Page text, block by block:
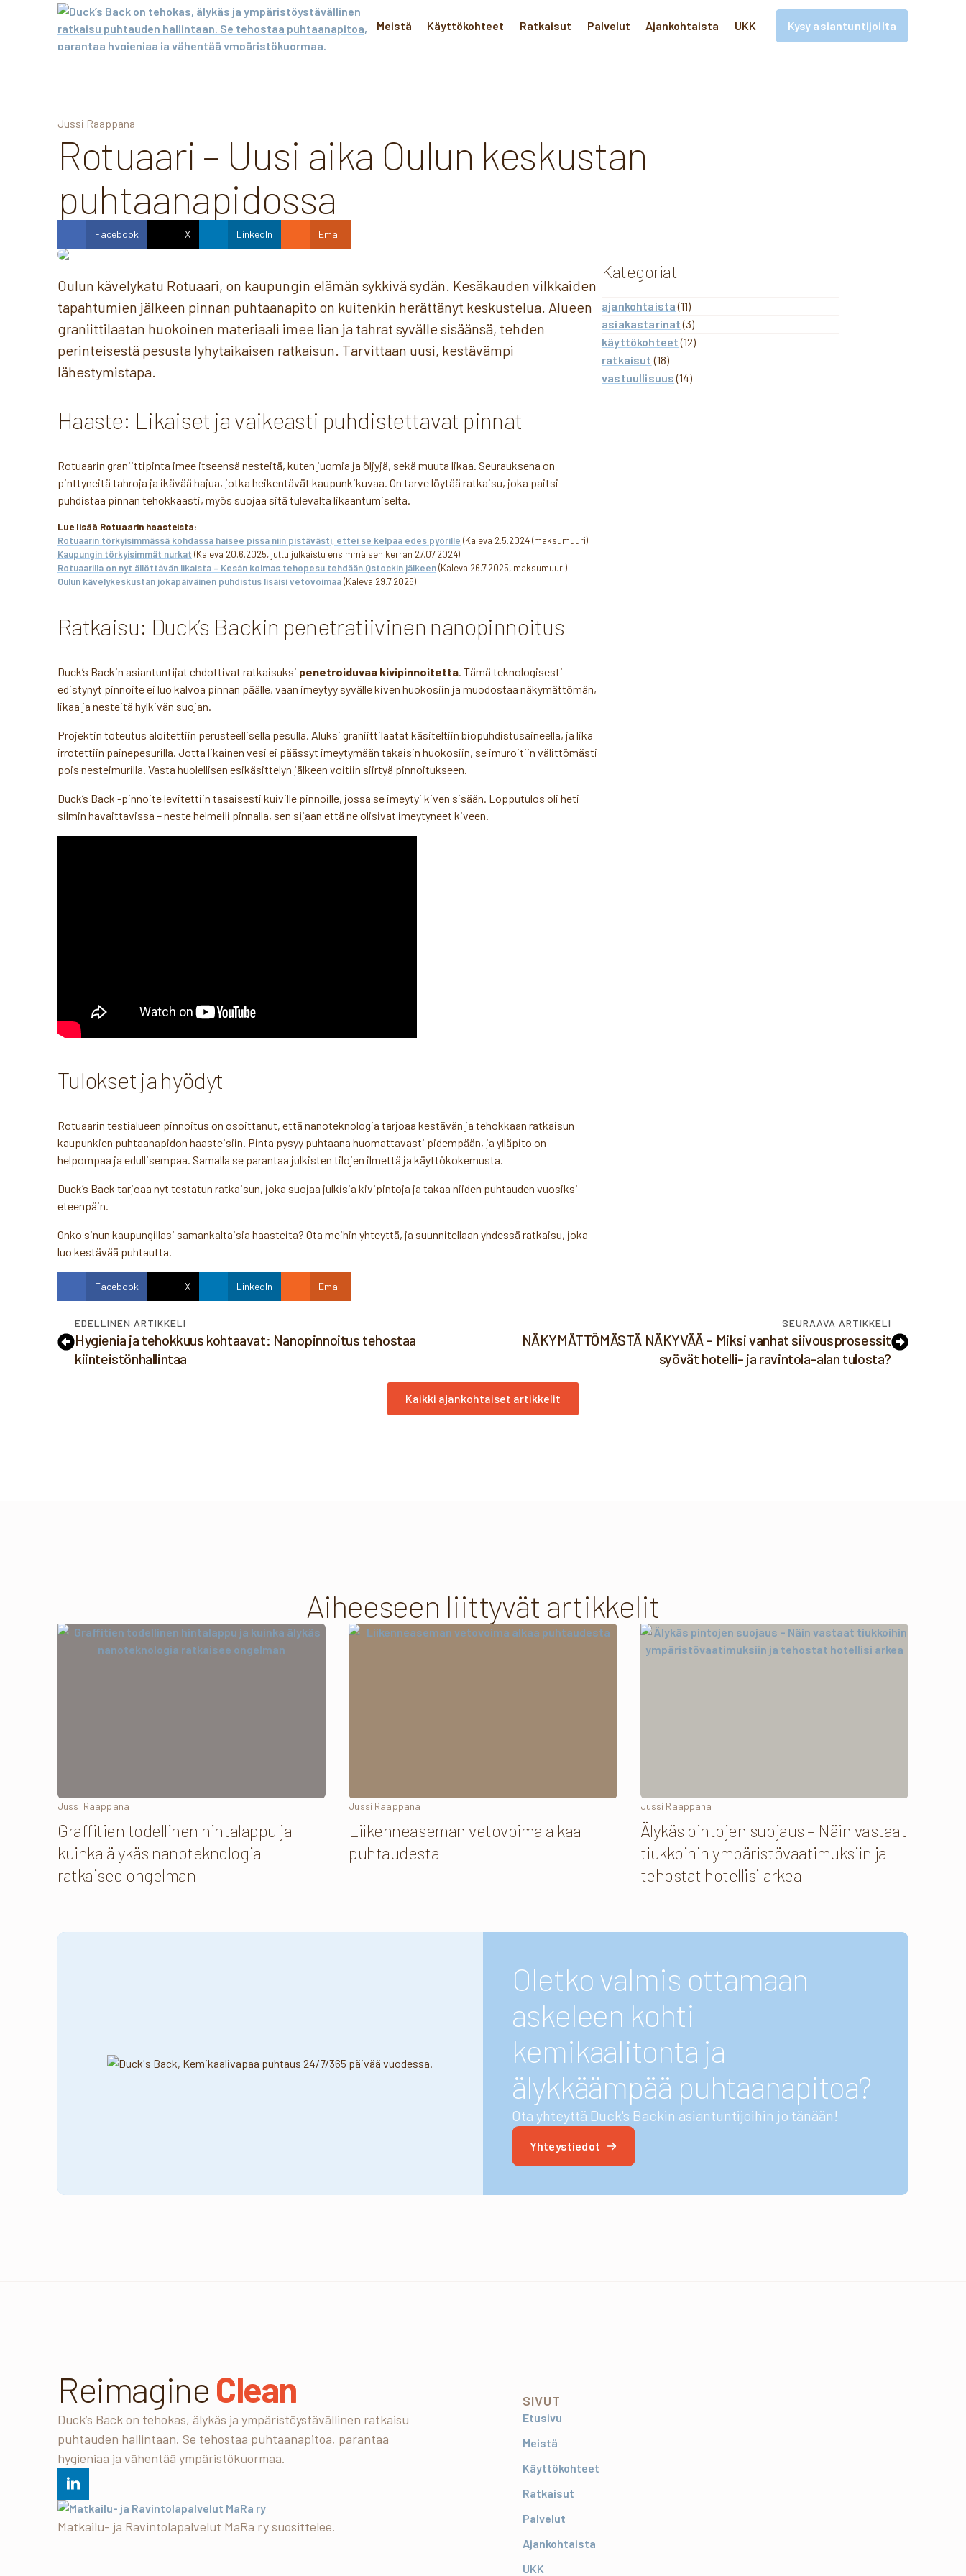
Meistä Käyttökohteet Ratkaisut Palvelut Ajankohtaista UKK Kysy asiantuntijoilta
Jussi Raappana
Rotuaari – Uusi aika Oulun keskustan
puhtaanapidossa
Facebook X LinkedIn Email
Oulun kävelykatu Rotuaari, on kaupungin elämän sykkivä sydän. Kesäkauden vilkkaiden
tapahtumien jälkeen pinnan puhtaanapito on kuitenkin herättänyt keskustelua. Alueen
graniittilaatan huokoinen materiaali imee lian ja tahrat syvälle sisäänsä, tehden
perinteisestä pesusta lyhytaikaisen ratkaisun. Tarvittaan uusi, kestävämpi
lähestymistapa.
Haaste: Likaiset ja vaikeasti puhdistettavat pinnat
Rotuaarin graniittipinta imee itseensä nesteitä, kuten juomia ja öljyjä, sekä muuta likaa. Seurauksena on
pinttyneitä tahroja ja ikävää hajua, jotka heikentävät kaupunkikuvaa. On tarve löytää ratkaisu, joka paitsi
puhdistaa pinnan tehokkaasti, myös suojaa sitä tulevalta likaantumiselta.
Lue lisää Rotuaarin haasteista:
Ro­tuaa­rin tör­kyi­sim­mäs­sä koh­das­sa haisee pissa niin pis­tä­väs­ti, ettei se kelpaa edes pyö­ril­le (Kaleva 2.5.2024 (maksumuuri)
Kau­pun­gin tör­kyi­sim­mät nurkat (Kaleva 20.6.2025, juttu julkaistu ensimmäisen kerran 27.07.2024)
Ro­tuaa­ril­la on nyt äl­löt­tä­vän li­kais­ta – Kesän kolmas te­ho­pe­su tehdään Qstoc­kin jälkeen(Kaleva 26.7.2025, maksumuuri)
Oulun kä­ve­ly­kes­kus­tan jo­ka­päi­väi­nen puh­dis­tus lisäisi ve­to­voi­maa(Kaleva 29.7.2025)
Ratkaisu: Duck’s Backin penetratiivinen nanopinnoitus
Duck’s Backin asiantuntijat ehdottivat ratkaisuksi penetroiduvaa kivipinnoitetta. Tämä teknologisesti
edistynyt pinnoite ei luo kalvoa pinnan päälle, vaan imeytyy syvälle kiven huokosiin ja muodostaa näkymättömän,
likaa ja nesteitä hylkivän suojan.
Projektin toteutus aloitettiin perusteellisella pesulla. Aluksi graniittilaatat käsiteltiin biopuhdistusaineella, ja lika
irrotettiin painepesurilla. Jotta likainen vesi ei päässyt imeytymään takaisin huokosiin, se imuroitiin välittömästi
pois nesteimurilla. Vasta huolellisen esikäsittelyn jälkeen voitiin siirtyä pinnoitukseen.
Duck’s Back -pinnoite levitettiin tasaisesti kuiville pinnoille, jossa se imeytyi kiven sisään. Lopputulos oli heti
silmin havaittavissa – neste helmeili pinnalla, sen sijaan että ne olisivat imeytyneet kiveen.
Tulokset ja hyödyt
Rotuaarin testialueen pinnoitus on osoittanut, että nanoteknologia tarjoaa kestävän ja tehokkaan ratkaisun
kaupunkien puhtaanapidon haasteisiin. Pinta pysyy puhtaana huomattavasti pidempään, ja ylläpito on
helpompaa ja edullisempaa. Samalla se parantaa julkisten tilojen ilmettä ja käyttökokemusta.
Duck’s Back tarjoaa nyt testatun ratkaisun, joka suojaa julkisia kivipintoja ja takaa niiden puhtauden vuosiksi
eteenpäin.
Onko sinun kaupungillasi samankaltaisia haasteita? Ota meihin yhteyttä, ja suunnitellaan yhdessä ratkaisu, joka
luo kestävää puhtautta.
Kategoriat
ajankohtaista(11)
asiakastarinat(3)
käyttökohteet(12)
ratkaisut (18)
vastuullisuus(14)
Facebook X LinkedIn Email
EDELLINEN ARTIKKELI
Hygienia ja tehokkuus kohtaavat: Nanopinnoitus tehostaa
kiinteistönhallintaa
SEURAAVA ARTIKKELI
NÄKYMÄTTÖMÄSTÄ NÄKYVÄÄ – Miksi vanhat siivousprosessit
syövät hotelli- ja ravintola-alan tulosta?
Kaikki ajankohtaiset artikkelit
Aiheeseen liittyvät artikkelit
Graffitien todellinen hintalappu ja
kuinka älykäs nanoteknologia
ratkaisee ongelman
Jussi Raappana
Liikenneaseman vetovoima alkaa
puhtaudesta
Jussi Raappana
Älykäs pintojen suojaus – Näin vastaat
tiukkoihin ympäristövaatimuksiin ja
tehostat hotellisi arkea
Jussi Raappana
Oletko valmis ottamaan
askeleen kohti
kemikaalitonta ja
älykkäämpää puhtaanapitoa?
Ota yhteyttä Duck's Backin asiantuntijoihin jo tänään!
Yhteystiedot
Reimagine Clean
Duck’s Back on tehokas, älykäs ja ympäristöystävällinen ratkaisu
puhtauden hallintaan. Se tehostaa puhtaanapitoa, parantaa
hygieniaa ja vähentää ympäristökuormaa.
Matkailu- ja Ravintolapalvelut MaRa ry suosittelee.
SIVUT
Etusivu
Meistä
Käyttökohteet
Ratkaisut
Palvelut
Ajankohtaista
UKK